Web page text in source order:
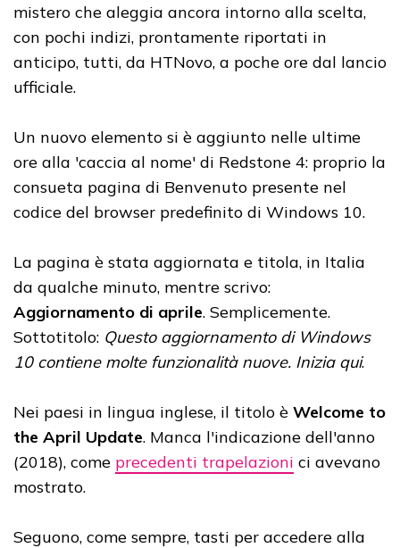
mistero che aleggia ancora intorno alla scelta,
con pochi indizi, prontamente riportati in
anticipo, tutti, da HTNovo, a poche ore dal lancio
ufficiale.
Un nuovo elemento si è aggiunto nelle ultime
ore alla 'caccia al nome' di Redstone 4: proprio la
consueta pagina di Benvenuto presente nel
codice del browser predefinito di Windows 10.
La pagina è stata aggiornata e titola, in Italia
da qualche minuto, mentre scrivo:
Aggiornamento di aprile. Semplicemente.
Sottotitolo: Questo aggiornamento di Windows
10 contiene molte funzionalità nuove. Inizia qui.
Nei paesi in lingua inglese, il titolo è Welcome to
the April Update. Manca l'indicazione dell'anno
(2018), come precedenti trapelazioni ci avevano
mostrato.
Seguono, come sempre, tasti per accedere alla